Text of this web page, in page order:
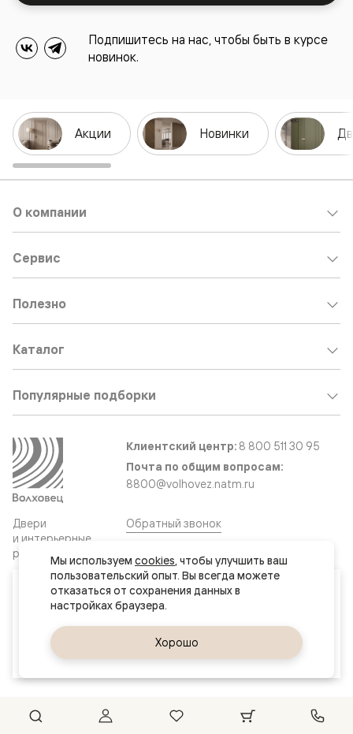
Ваш город
Нур-Султан (Астана)
Подпишитесь на нас, чтобы быть в курсе
новинок.
Акции Новинки
Двери
и интерьерные
решения
О компании
Сервис
Полезно
Каталог
Популярные подборки
Клиентский центр: 8 800 511 30 95
Почта по общим вопросам:
8800@volhovez.natm.ru
Обратный звонок
Сайт не является публичной офертой
Правовая информация
Дизайн сайта совместно с агентством
Супрематика
Мы используем cookies, чтобы улучшить ваш
пользовательский опыт. Вы всегда можете
отказаться от сохранения данных в
Хорошо